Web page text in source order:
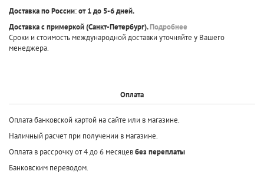
Доставка по России:от 1 до 5-6 дней.
Доставка с примеркой(Санкт-Петербург).Подробнее
Сроки и стоимость международной доставки уточняйте у Вашего
менеджера.
Оплата
Оплата банковской картой на сайте или в магазине.
Наличный расчет при получении в магазине.
Оплата в рассрочку от 4 до 6 месяцевбез переплаты
Банковским переводом.